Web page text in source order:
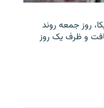
روز جمعه روند
یافت و ظرف یک روز